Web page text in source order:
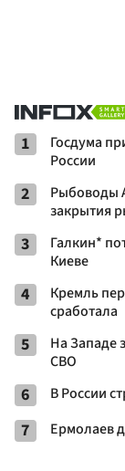
1
Госдума
России
2
Рыбоводы
закрытия
3
Галкин*
Киеве
4
Кремль
сработала
5
На Западе
СВО
6 В России
7 Ермолаев